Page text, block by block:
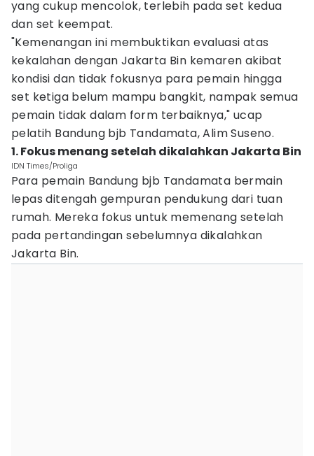
yang cukup mencolok, terlebih pada set kedua
dan set keempat.
"Kemenangan ini membuktikan evaluasi atas
kekalahan dengan Jakarta Bin kemaren akibat
kondisi dan tidak fokusnya para pemain hingga
set ketiga belum mampu bangkit, nampak semua
pemain tidak dalam form terbaiknya," ucap
pelatih Bandung bjb Tandamata, Alim Suseno.
1. Fokus menang setelah dikalahkan Jakarta Bin
IDN Times/Proliga
Para pemain Bandung bjb Tandamata bermain
lepas ditengah gempuran pendukung dari tuan
rumah. Mereka fokus untuk memenang setelah
pada pertandingan sebelumnya dikalahkan
Jakarta Bin.